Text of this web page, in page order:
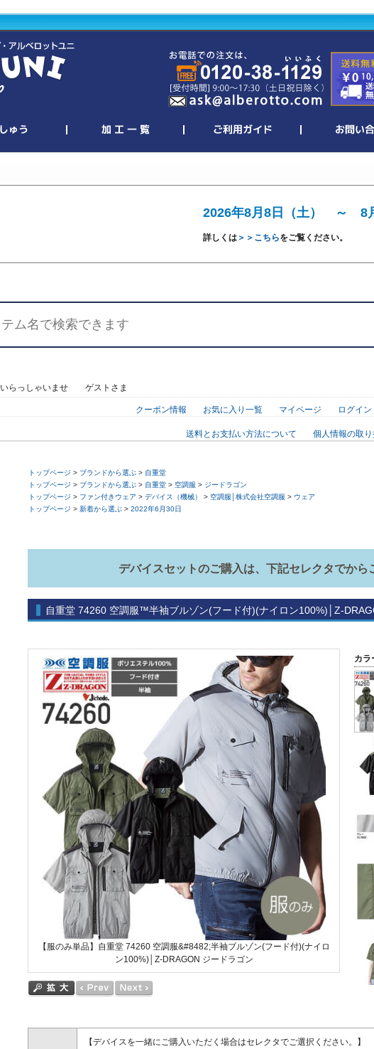
2026年8月8日（土） ～ 8月
詳しくは＞＞こちらをご覧ください。
いらっしゃいませ ゲストさま
クーポン情報 お気に入り一覧 マイページ ログイン
送料とお支払い方法について 個人情報の取
トップページ > ブランドから選ぶ > 自重堂
トップページ > ブランドから選ぶ > 自重堂 > 空調服 > ジードラゴン
トップページ > ファン付きウェア > デバイス（機械） > 空調服│株式会社空調服 > ウェア
トップページ > 新着から選ぶ > 2022年6月30日
デバイスセットのご購入は、下記セレクタでから
自重堂 74260 空調服™半袖ブルゾン(フード付)(ナイロン100%)│Z-
カラ
【服のみ単品】自重堂 74260 空調服&#8482;半袖ブルゾン(フード付)(ナイロ
ン100%)│Z-DRAGON ジードラゴン
【デバイスを一緒にご購入いただく場合はセレクタでご選択ください。】